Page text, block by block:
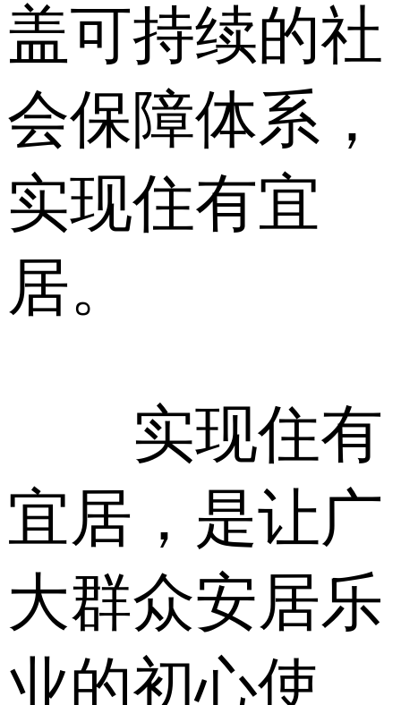
盖可持续的社
会保障体系，
实现住有宜
居。
实现住有
宜居，是让广
大群众安居乐
业的初心使